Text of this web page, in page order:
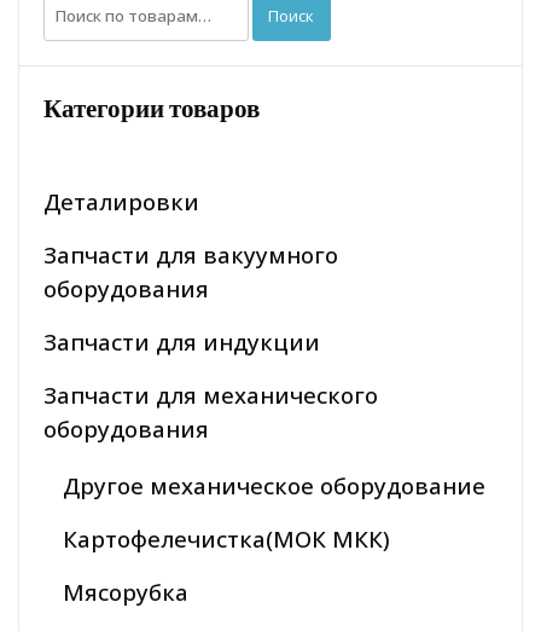
Искать: Поиск
Категории товаров
Деталировки
Запчасти для вакуумного
оборудования
Запчасти для индукции
Запчасти для механического
оборудования
Другое механическое оборудование
Картофелечистка(МОК МКК)
Мясорубка